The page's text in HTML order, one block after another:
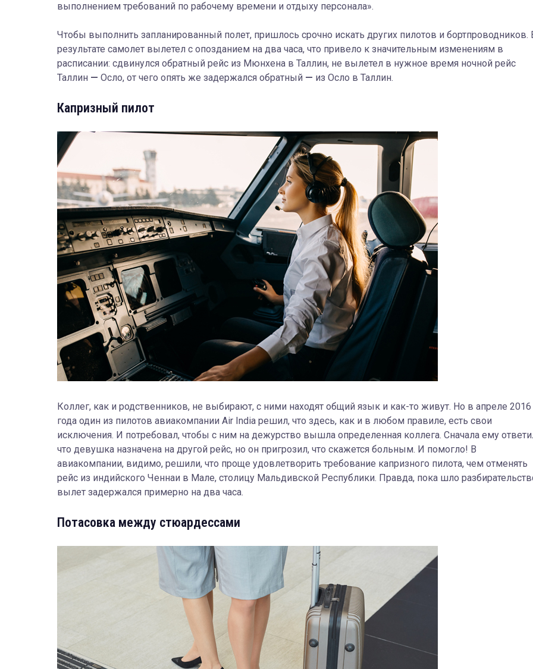
выполнением требований по рабочему времени и отдыху персонала».
Чтобы выполнить запланированный полет, пришлось срочно искать других пилотов и бортпроводников.
результате самолет вылетел с опозданием на два часа, что привело к значительным изменениям в
расписании: сдвинулся обратный рейс из Мюнхена в Таллин, не вылетел в нужное время ночной рейс
Таллин — Осло, от чего опять же задержался обратный — из Осло в Таллин.
Капризный пилот
Коллег, как и родственников, не выбирают, с ними находят общий язык и как-то живут. Но в апреле 2016
года один из пилотов авиакомпании Air India решил, что здесь, как и в любом правиле, есть свои
исключения. И потребовал, чтобы с ним на дежурство вышла определенная коллега. Сначала ему
что девушка назначена на другой рейс, но он пригрозил, что скажется больным. И помогло! В
авиакомпании, видимо, решили, что проще удовлетворить требование капризного пилота, чем отменять
рейс из индийского Ченнаи в Мале, столицу Мальдивской Республики. Правда, пока шло
вылет задержался примерно на два часа.
Потасовка между стюардессами